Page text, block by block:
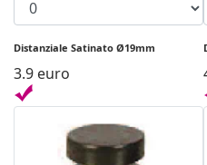
Distanziale Satinato Ø19mm
3.9 euro